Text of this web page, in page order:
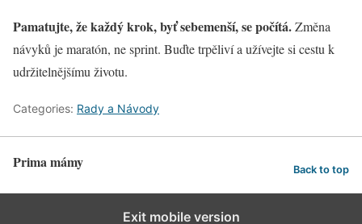
Pamatujte, že každý krok, byť sebemenší, se počítá.Změna
návyků je maratón, ne sprint. Buďte trpěliví a užívejte si cestu k
udržitelnějšímu životu.
Categories: Rady a Návody
Prima mámy Back to top
Exit mobile version